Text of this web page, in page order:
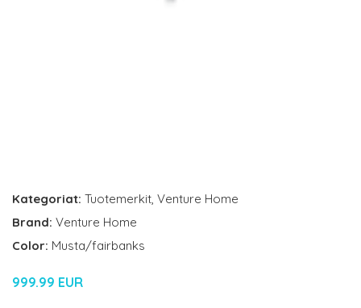
Kategoriat: Tuotemerkit, Venture Home
Brand: Venture Home
Color: Musta/fairbanks
999.99 EUR